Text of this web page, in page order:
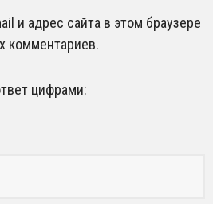
и адрес сайта в этом браузере
комментариев.
цифрами: